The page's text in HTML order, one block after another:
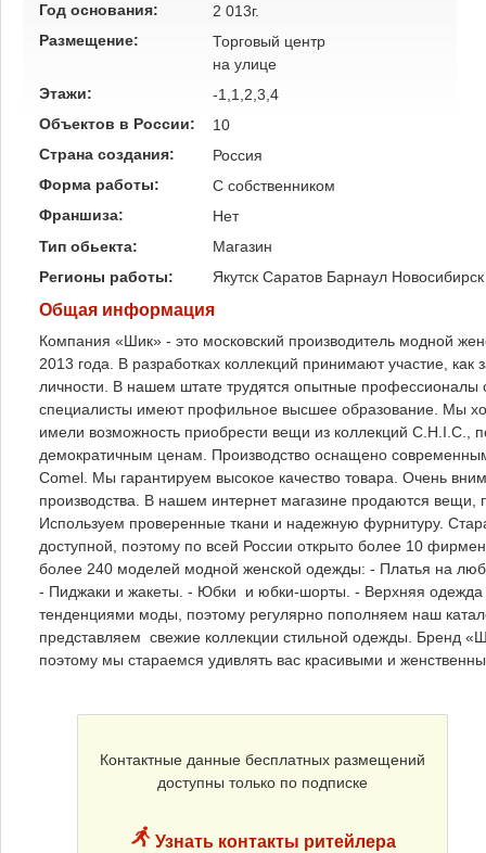
Год основания:
2 013г.
Размещение:
Торговый центр
на улице
Этажи:
-1,1,2,3,4
Объектов в России:
10
Страна создания:
Россия
Форма работы:
C собственником
Франшиза:
Нет
Тип обьекта:
Магазин
Регионы работы:
Якутск Саратов Барнаул Новосибирск
Общая информация
Компания «Шик» - это московский производитель модной
2013 года. В разработках коллекций принимают участие,
личности. В нашем штате трудятся опытные профессионалы
специалисты имеют профильное высшее образование. Мы
имели возможность приобрести вещи из коллекций
демократичным ценам. Производство оснащено
Comel. Мы гарантируем высокое качество товара. Очень
производства. В нашем интернет магазине продаются вещи,
Используем проверенные ткани и надежную фурнитуру.
доступной, поэтому по всей России открыто более 10
более 240 моделей модной женской одежды: - Платья на
- Пиджаки и жакеты. - Юбки и юбки-шорты. - Верхняя
тенденциями моды, поэтому регулярно пополняем наш
представляем свежие коллекции стильной одежды. Бренд
поэтому мы стараемся удивлять вас красивыми и
Контактные данные бесплатных размещений
доступны только по подписке
Узнать контакты ритейлера